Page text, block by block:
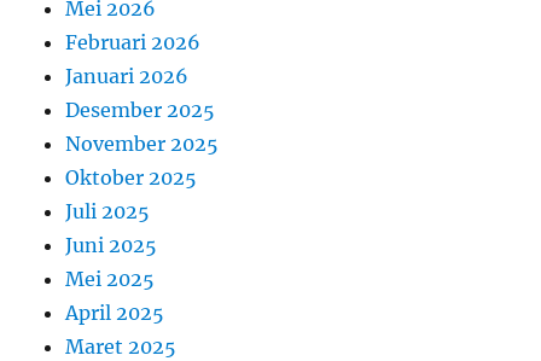
Mei 2026
Februari 2026
Januari 2026
Desember 2025
November 2025
Oktober 2025
Juli 2025
Juni 2025
Mei 2025
April 2025
Maret 2025